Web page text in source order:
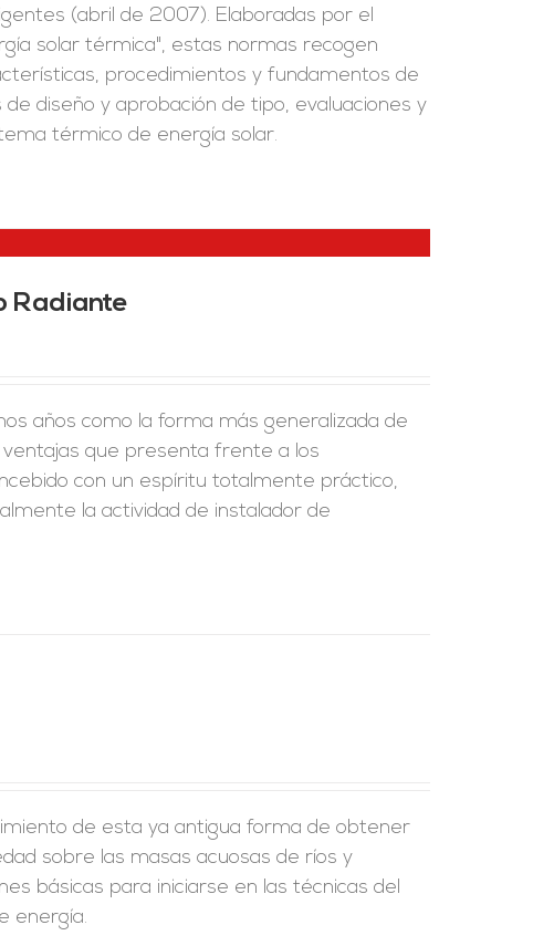
(abril de 2007). Elaboradas por el
solar térmica", estas normas recogen
procedimientos y fundamentos de
diseño y aprobación de tipo, evaluaciones y
térmico de energía solar.
Radiante
años como la forma más generalizada de
que presenta frente a los
con un espíritu totalmente práctico,
la actividad de instalador de
de esta ya antigua forma de obtener
sobre las masas acuosas de ríos y
básicas para iniciarse en las técnicas del
energía.